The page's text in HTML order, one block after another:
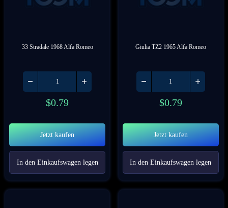
33 Stradale 1968 Alfa Romeo
$0.79
Jetzt kaufen
In den Einkaufswagen legen
Giulia TZ2 1965 Alfa Romeo
$0.79
Jetzt kaufen
In den Einkaufswagen legen